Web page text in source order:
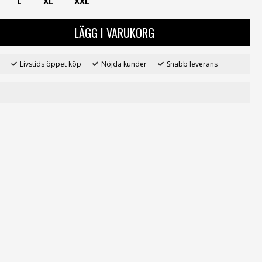
LÄGG I VARUKORG
Livstids öppet köp Nöjda kunder Snabb leverans